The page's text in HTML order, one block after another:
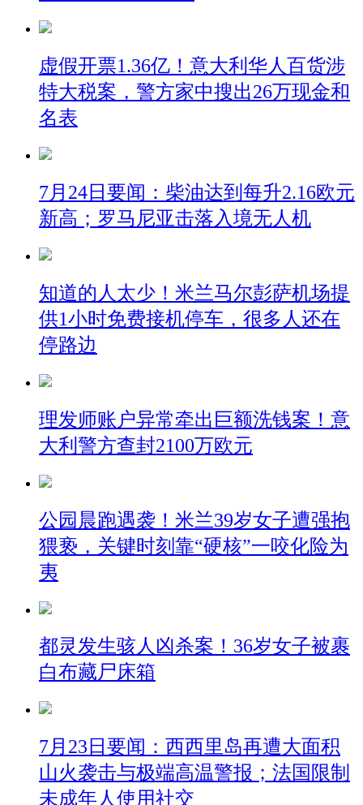
虚假开票1.36亿！意大利华人百货涉
特大税案，警方家中搜出26万现金和
名表
7月24日要闻：柴油达到每升2.16欧元
新高；罗马尼亚击落入境无人机
知道的人太少！米兰马尔彭萨机场提
供1小时免费接机停车，很多人还在
停路边
理发师账户异常牵出巨额洗钱案！意
大利警方查封2100万欧元
公园晨跑遇袭！米兰39岁女子遭强抱
猥亵，关键时刻靠“硬核”一咬化险为
夷
都灵发生骇人凶杀案！36岁女子被裹
白布藏尸床箱
7月23日要闻：西西里岛再遭大面积
山火袭击与极端高温警报；法国限制
未成年人使用社交